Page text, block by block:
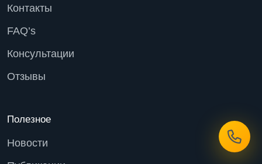
Контакты
FAQ’s
Консультации
Отзывы
Полезное
Новости